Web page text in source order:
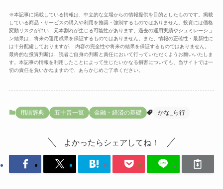
※本記事に掲載している情報は、中立的な立場からの情報提供を目的としたものです。掲載
している商品・サービスの購入や利用を推奨・強制するものではありません。投資には価格
変動リスクが伴い、元本割れが生じる可能性があります。過去の運用実績やシュミレーショ
ン結果は、将来の運用成果を保証するものではありません。また、情報の正確性・最新性に
は十分配慮しておりますが、 内容の完全性や将来の結果を保証するものではありません。
最終的な投資判断は、読者ご自身の判断と責任において行っていただくようお願いいたしま
す。本記事の情報を利用したことによって生じたいかなる損害についても、当サイトでは一
切の責任を負いかねますので、あらかじめご了承ください。
用語辞典 五十音一覧 金融・経済の基礎 かな_ら行
よかったらシェアしてね！